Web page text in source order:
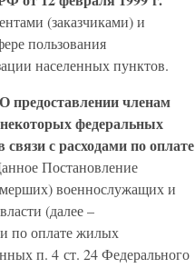
(заказчиками) и
пользования
населенных пунктов.
О предоставлении членам
федеральных
с расходами по оплате
Постановление
военнослужащих и
(далее –
по оплате жилых
п. 4 ст. 24 Федерального